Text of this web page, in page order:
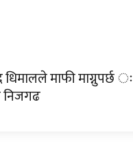
माफी माग्नुपर्छ ः